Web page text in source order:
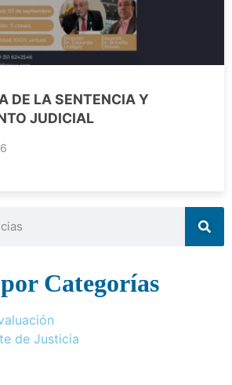
DE LA SENTENCIA Y
JUDICIAL
Categorías
de Justicia